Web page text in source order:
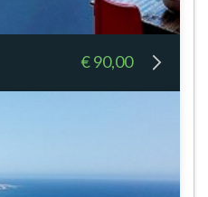
€ 90,00